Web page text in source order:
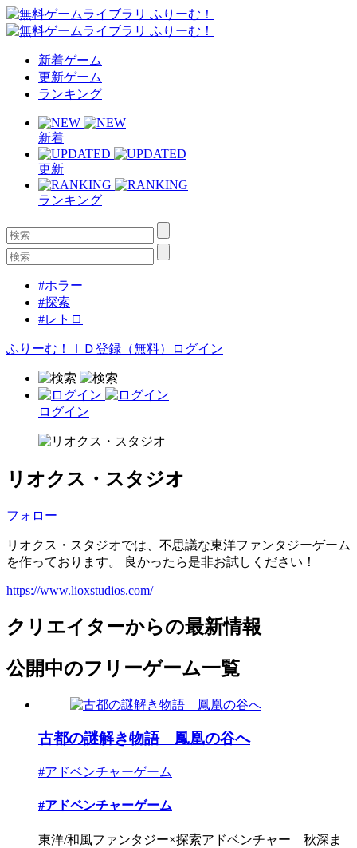
新着ゲーム
更新ゲーム
ランキング
新着
更新
ランキング
#ホラー
#探索
#レトロ
ふりーむ！ＩＤ登録（無料） ログイン
ログイン
リオクス・スタジオ
フォロー
リオクス・スタジオでは、不思議な東洋ファンタジーゲーム
を作っております。 良かったら是非お試しください！
https://www.lioxstudios.com/
クリエイターからの最新情報
公開中のフリーゲーム一覧
古都の謎解き物語 鳳凰の谷へ
#アドベンチャーゲーム
#アドベンチャーゲーム
東洋/和風ファンタジー×探索アドベンチャー 秋深ま